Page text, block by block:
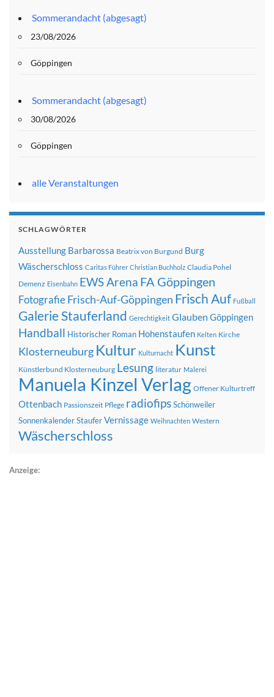
Sommerandacht (abgesagt)
23/08/2026
Göppingen
Sommerandacht (abgesagt)
30/08/2026
Göppingen
alle Veranstaltungen
SCHLAGWÖRTER
Ausstellung Barbarossa Beatrix von Burgund Burg
Wäscherschloss Caritas Führer Christian Buchholz Claudia Pohel
Demenz Eisenbahn EWS Arena FA Göppingen
FotografieFrisch-Auf-Göppingen Frisch Auf Fußball
Galerie Stauferland Gerechtigkeit Glauben Göppingen
Handball Historischer Roman Hohenstaufen Kelten Kirche
Klosterneuburg Kultur Kulturnacht Kunst
Künstlerbund Klosterneuburg Lesung literatur Malerei
Manuela Kinzel Verlag Offener Kulturtreff
Ottenbach Passionszeit Pflege radiofipsSchönweiler
SonnenkalenderStauferVernissage Weihnachten Western
Wäscherschloss
Anzeige: